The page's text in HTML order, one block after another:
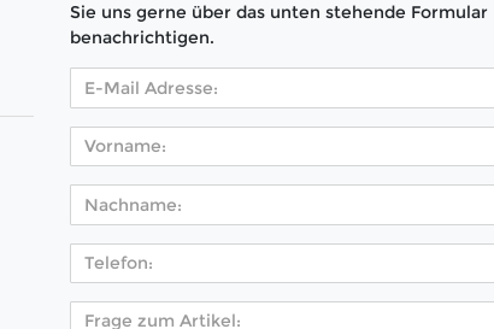
Sie uns gerne über das unten stehende Formular
benachrichtigen.